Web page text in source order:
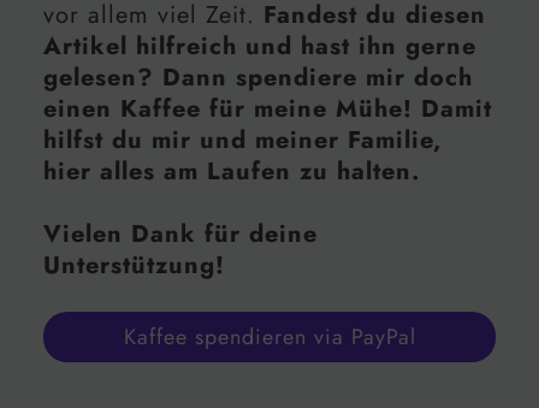
vor allem viel Zeit. Fandest du diesen
Artikel hilfreich und hast ihn gerne
gelesen? Dann spendiere mir doch
einen Kaffee für meine Mühe! Damit
hilfst du mir und meiner Familie,
hier alles am Laufen zu halten.
Vielen Dank für deine
Unterstützung!
Kaffee spendieren via PayPal